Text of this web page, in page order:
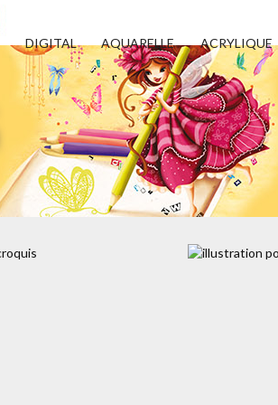
DIGITAL AQUARELLE ACRYLIQUE